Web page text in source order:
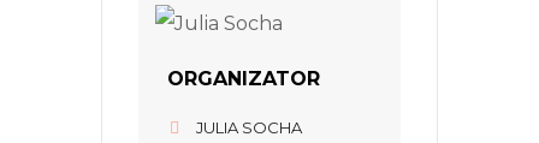
ORGANIZATOR
JULIA SOCHA